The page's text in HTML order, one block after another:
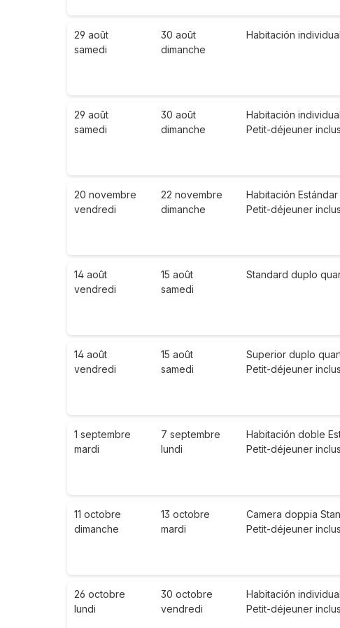
29 août
samedi
30 août
dimanche
Habitación
29 août
samedi
30 août
dimanche
Habitación
Petit-déjeuner inclus
20 novembre
vendredi
22 novembre
dimanche
Habitación Estándar
Petit-déjeuner inclus
14 août
vendredi
15 août
samedi
Standard duplo
14 août
vendredi
15 août
samedi
Superior duplo
Petit-déjeuner inclus
1 septembre
mardi
7 septembre
lundi
Habitación doble
Petit-déjeuner inclus
11 octobre
dimanche
13 octobre
mardi
Camera doppia
Petit-déjeuner inclus
26 octobre
lundi
30 octobre
vendredi
Habitación
Petit-déjeuner inclus